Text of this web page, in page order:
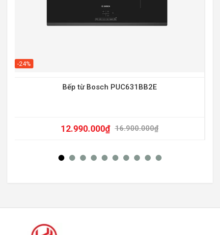
-24%
Bếp từ Bosch PUC631BB2E
16.900.000₫
12.990.000₫